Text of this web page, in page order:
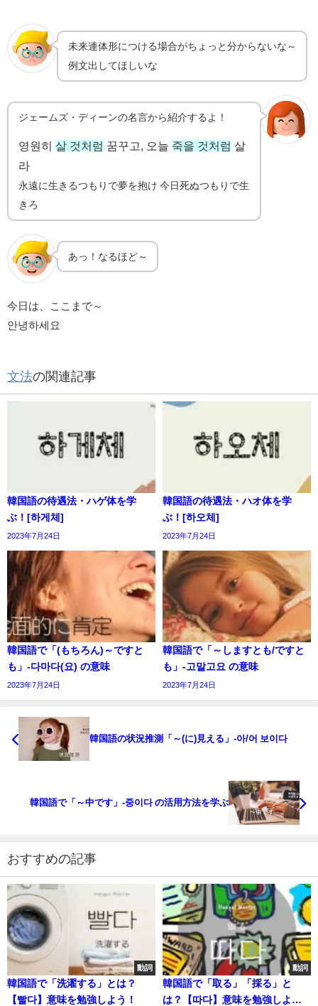
未来連体形につける場合がちょっと分からないな～
例文出してほしいな
ジェームズ・ディーンの名言から紹介するよ！
영원히 살 것처럼 꿈꾸고, 오늘 죽을 것처럼 살
라
永遠に生きるつもりで夢を抱け 今日死ぬつもりで生
きろ
あっ！なるほど～
今日は、ここまで～
안녕하세요
文法の関連記事
韓国語の待遇法・ハゲ体を学
ぶ！[하게체]
2023年7月24日
韓国語の待遇法・ハオ体を学
ぶ！[하오체]
2023年7月24日
韓国語で「(もちろん)～ですと
も」-다마다(요) の意味
2023年7月24日
韓国語で「～しますとも/ですと
も」-고말고요 の意味
2023年7月24日
韓国語の状況推測「～(に)見える」-아/어 보이다
韓国語で「～中です」-중이다 の活用方法を学ぶ
おすすめの記事
動詞
韓国語で「洗濯する」とは？
【빨다】意味を勉強しよう！
動詞
韓国語で「取る」「採る」と
は？【따다】意味を勉強しよ